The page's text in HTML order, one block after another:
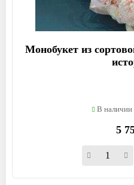
Монобукет из
В наличии
5